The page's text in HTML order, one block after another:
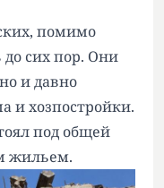
помимо
до сих пор. Они
и давно
и хозпостройки.
под общей
жильем.